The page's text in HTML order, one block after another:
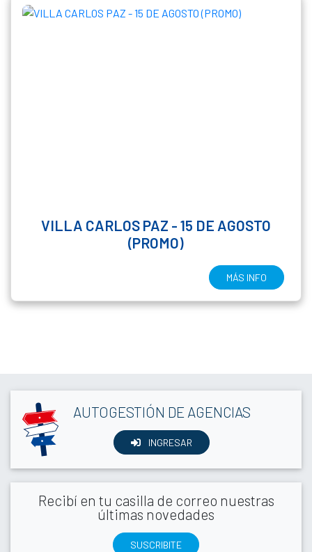
VILLA CARLOS PAZ - 15 DE AGOSTO
(PROMO)
MÁS INFO
AUTOGESTIÓN DE AGENCIAS
INGRESAR
Recibí en tu casilla de correo nuestras
últimas novedades
SUSCRIBITE